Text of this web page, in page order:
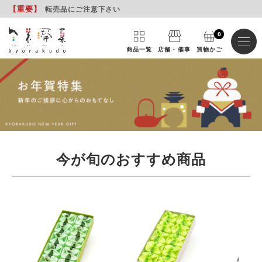
【重要】 転売品にご注意下さい
商品一覧 店舗・催事 買物かご
0
今が旬のおすすめ商品